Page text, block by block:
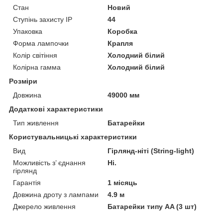
Стан
Новий
Ступінь захисту IP
44
Упаковка
Коробка
Форма лампочки
Крапля
Колір світіння
Холодний білий
Колірна гамма
Холодний білий
Розміри
Довжина
49000 мм
Додаткові характеристики
Тип живлення
Батарейки
Користувальницькі характеристики
Вид
Гірлянд-ніті (String-light)
Можливість з’ єднання
гірлянд
Ні.
Гарантія
1 місяць
Довжина дроту з лампами
4.9 м
Джерело живлення
Батарейки типу AA (3 шт)